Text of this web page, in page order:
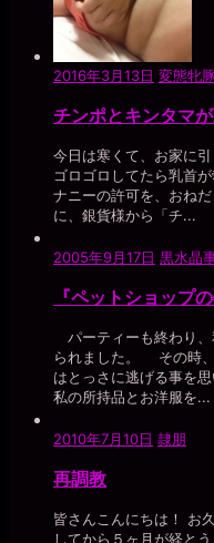
2016年3月13日 変態牝
チンポとキンタマ
今日は寒くて、お家に
ゴロゴロしてたら乳首
ナニーの許可を、おね
に、銀貨様から「チ...
2005年9月17日 黒水晶
『ペットショップ
パーティーも終わり
られました。 その時
はとっさに逃げる事を
私の所持品とお洋服を...
2010年7月10日 隷朋
再調教
皆さんこんにちは！ お
してから５ヶ月が経と